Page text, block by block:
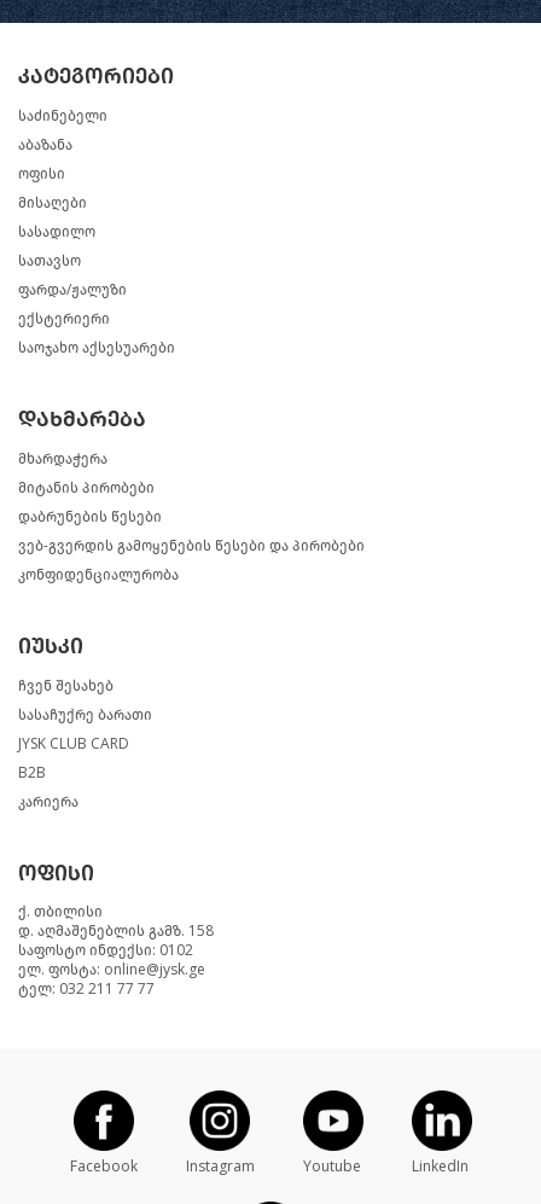
კატეგორიები
საძინებელი
აბაზანა
ოფისი
მისაღები
სასადილო
სათავსო
ფარდა/ჟალუზი
ექსტერიერი
საოჯახო აქსესუარები
დახმარება
მხარდაჭერა
მიტანის პირობები
დაბრუნების წესები
ვებ-გვერდის გამოყენების წესები და პირობები
კონფიდენციალურობა
იუსკი
ჩვენ შესახებ
სასაჩუქრე ბარათი
JYSK CLUB CARD
B2B
კარიერა
ოფისი
ქ. თბილისი
დ. აღმაშენებლის გამზ. 158
საფოსტო ინდექსი: 0102
ელ. ფოსტა: online@jysk.ge
ტელ: 032 211 77 77
Facebook Instagram Youtube LinkedIn